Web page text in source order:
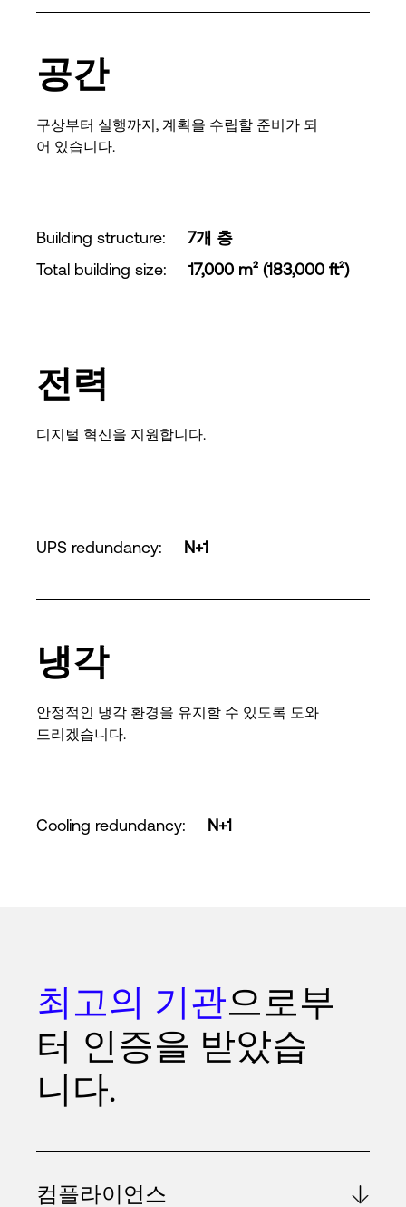
공간
구상부터 실행까지, 계획을 수립할 준비가 되
어 있습니다.
Building structure:
7개 층
Total building size: 17,000 m² (183,000 ft²)
전력
디지털 혁신을 지원합니다.
UPS redundancy: N+1
냉각
안정적인 냉각 환경을 유지할 수 있도록 도와
드리겠습니다.
Cooling redundancy: N+1
최고의 기관으로부
터 인증을 받았습
니다.
컴플라이언스